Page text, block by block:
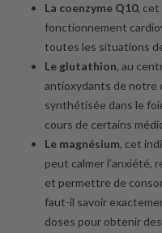
La coenzyme Q10, cet
fonctionnement
toutes les situations
Le glutathion, au
antioxydants de notre
synthétisée dans le
cours de certains
Le magnésium, cet
peut calmer l’anxiété,
et permettre de
faut-il savoir
doses pour obtenir